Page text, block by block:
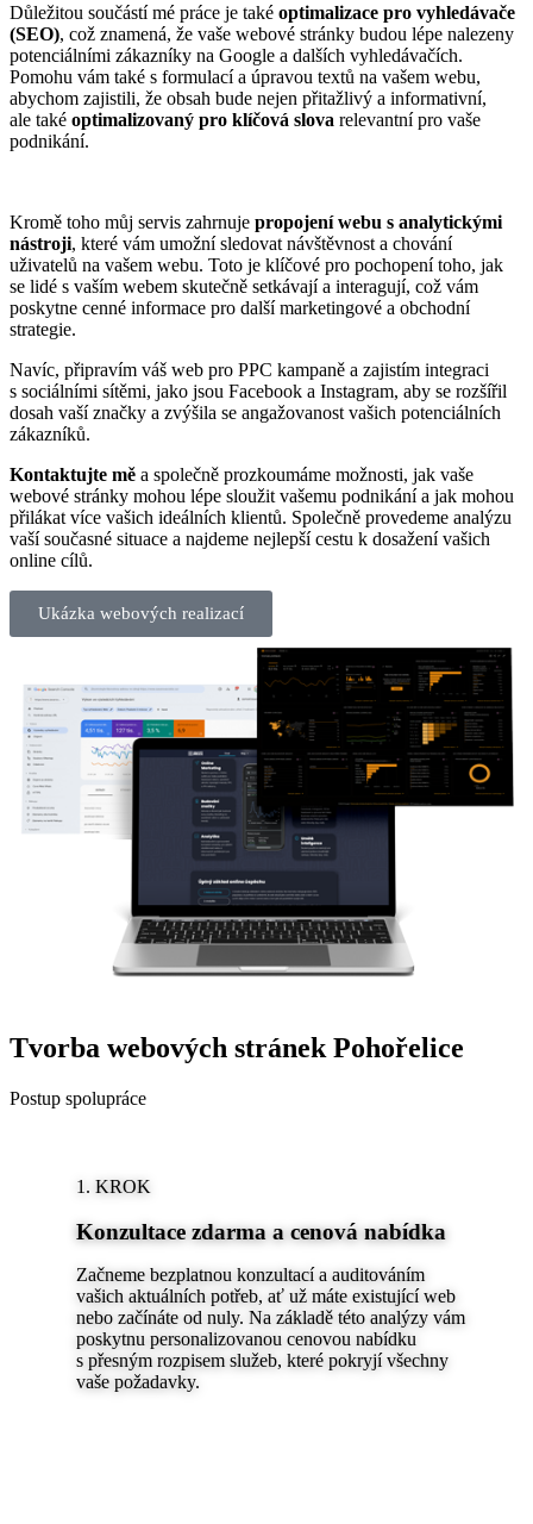
Důležitou součástí mé práce je také optimalizace pro vyhledávače
(SEO), což znamená, že vaše webové stránky budou lépe nalezeny
potenciálními zákazníky na Google a dalších vyhledávačích.
Pomohu vám také s formulací a úpravou textů na vašem webu,
abychom zajistili, že obsah bude nejen přitažlivý a informativní,
ale také optimalizovaný pro klíčová slova relevantní pro vaše
podnikání.
Kromě toho můj servis zahrnuje propojení webu s analytickými
nástroji, které vám umožní sledovat návštěvnost a chování
uživatelů na vašem webu. Toto je klíčové pro pochopení toho, jak
se lidé s vaším webem skutečně setkávají a interagují, což vám
poskytne cenné informace pro další marketingové a obchodní
strategie.
Navíc, připravím váš web pro PPC kampaně a zajistím integraci
s sociálními sítěmi, jako jsou Facebook a Instagram, aby se rozšířil
dosah vaší značky a zvýšila se angažovanost vašich potenciálních
zákazníků.
Kontaktujte mě a společně prozkoumáme možnosti, jak vaše
webové stránky mohou lépe sloužit vašemu podnikání a jak mohou
přilákat více vašich ideálních klientů. Společně provedeme analýzu
vaší současné situace a najdeme nejlepší cestu k dosažení vašich
online cílů.
Ukázka webových realizací
Tvorba webových stránek Pohořelice
Postup spolupráce
1. KROK
Konzultace zdarma a cenová nabídka
Začneme bezplatnou konzultací a auditováním
vašich aktuálních potřeb, ať už máte existující web
nebo začínáte od nuly. Na základě této analýzy vám
poskytnu personalizovanou cenovou nabídku
s přesným rozpisem služeb, které pokryjí všechny
vaše požadavky.